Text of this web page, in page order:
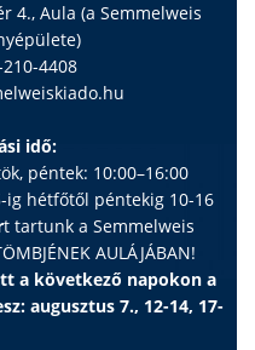
4., Aula (a Semmelweis
4408
idő:
péntek: 10:00–16:00
hétfőtől péntekig 10-16
t tartunk a Semmelweis
AULÁJÁBAN!
a következő napokon a
augusztus 7., 12-14, 17-